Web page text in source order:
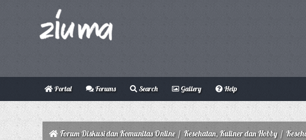
Portal Forums Search Gallery Help
Forum Diskusi dan Komunitas Online/ Kesehatan, Kuliner dan Hobby/